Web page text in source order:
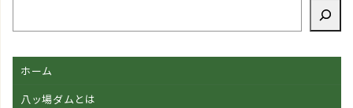
ホーム
八ッ場ダムとは